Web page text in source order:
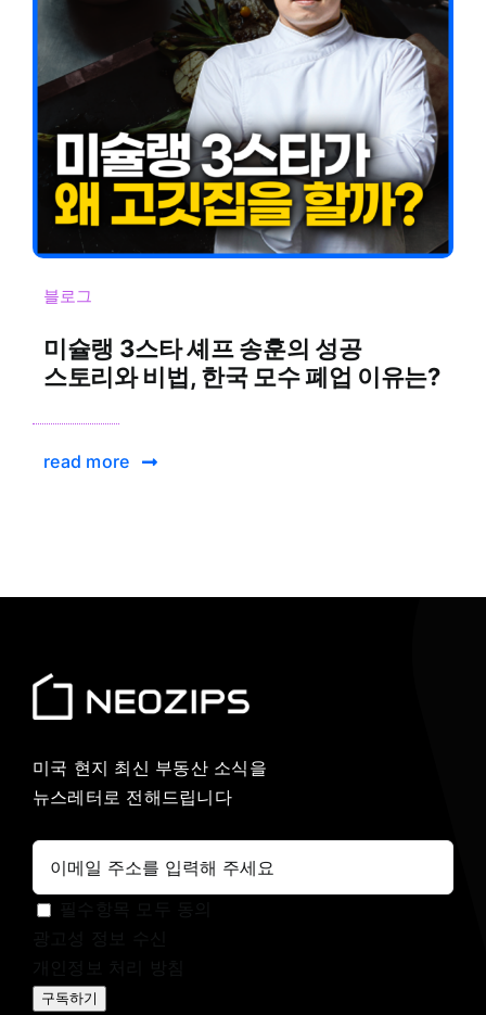
블로그
미슐랭 3스타 셰프 송훈의 성공
스토리와 비법, 한국 모수 폐업 이유는?
read more
미국 현지 최신 부동산 소식을
뉴스레터로 전해드립니다
구독하기